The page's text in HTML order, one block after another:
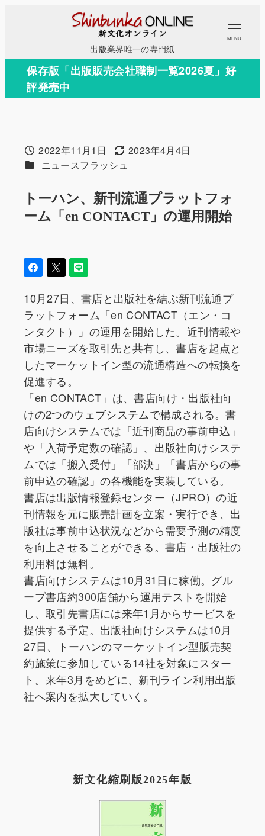
コ
テ
出版業界唯一の専門紙
MENU
保存版「出版販売会社職制一覧2026夏」好
評発売中
トーハン、新刊流通プラットフォ
ーム「en CONTACT」の運用開始
投稿日2022年11月1日 更新日2023年4月4日
カテゴリー
ニュースフラッシュ
10月27日、書店と出版社を結ぶ新刊流通プ
ラットフォーム「en CONTACT（エン・コ
ンタクト）」の運用を開始した。近刊情報や
市場ニーズを取引先と共有し、書店を起点と
したマーケットイン型の流通構造への転換を
促進する。
「en CONTACT」は、書店向け・出版社向
けの2つのウェブシステムで構成される。書
店向けシステムでは「近刊商品の事前申込」
や「入荷予定数の確認」、出版社向けシステ
ムでは「搬入受付」「部決」「書店からの事
前申込の確認」の各機能を実装している。
書店は出版情報登録センター（JPRO）の近
刊情報を元に販売計画を立案・実行でき、出
版社は事前申込状況などから需要予測の精度
を向上させることができる。書店・出版社の
利用料は無料。
書店向けシステムは10月31日に稼働。グル
ープ書店約300店舗から運用テストを開始
し、取引先書店には来年1月からサービスを
提供する予定。出版社向けシステムは10月
27日、トーハンのマーケットイン型販売契
約施策に参加している14社を対象にスター
ト。来年3月をめどに、新刊ライン利用出版
社へ案内を拡大していく。
新文化縮刷版2025年版